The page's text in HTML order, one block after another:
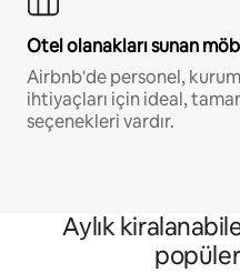
Otel olanakları sunan
Airbnb'de personel,
ihtiyaçları için ideal,
seçenekleri vardır.
Aylık